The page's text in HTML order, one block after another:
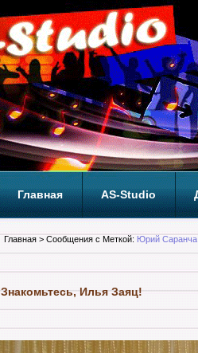
Главная AS-Studio
Теги ТОП
Главная > Сообщения с Меткой: Юрий Саранча
Знакомьтесь, Илья Заяц!